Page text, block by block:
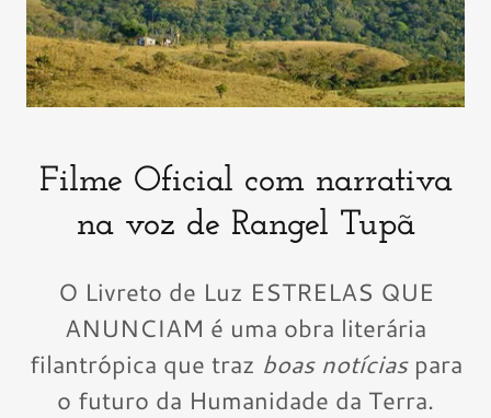
Filme Oficial com narrativa
na voz de Rangel Tupã
O Livreto de Luz ESTRELAS QUE
ANUNCIAM é uma obra literária
filantrópica que traz boas notíciaspara
o futuro da Humanidade da Terra.